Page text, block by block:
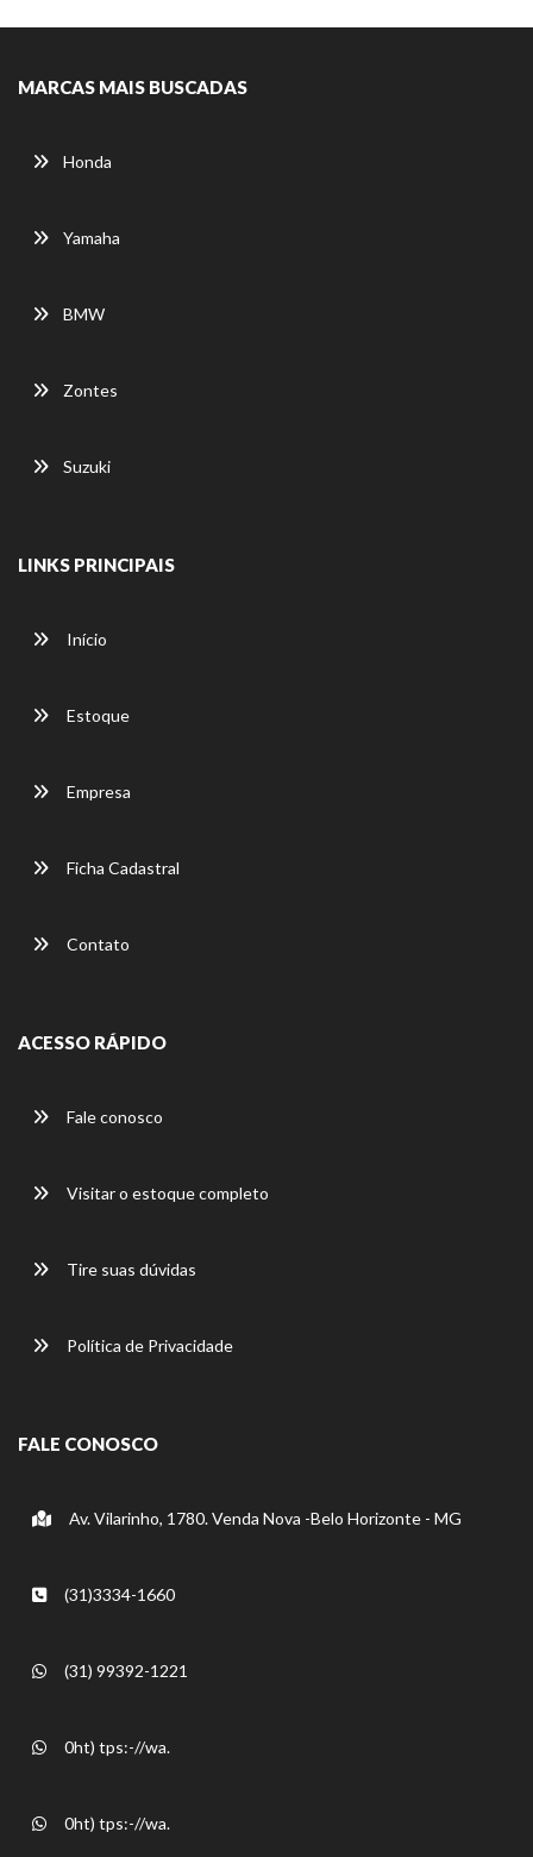
MARCAS MAIS BUSCADAS
Honda
Yamaha
BMW
Zontes
Suzuki
LINKS PRINCIPAIS
Início
Estoque
Empresa
Ficha Cadastral
Contato
ACESSO RÁPIDO
Fale conosco
Visitar o estoque completo
Tire suas dúvidas
Política de Privacidade
FALE CONOSCO
Av. Vilarinho, 1780. Venda Nova -Belo Horizonte - MG
(31)3334-1660
(31) 99392-1221
0ht) tps:-//wa.
0ht) tps:-//wa.